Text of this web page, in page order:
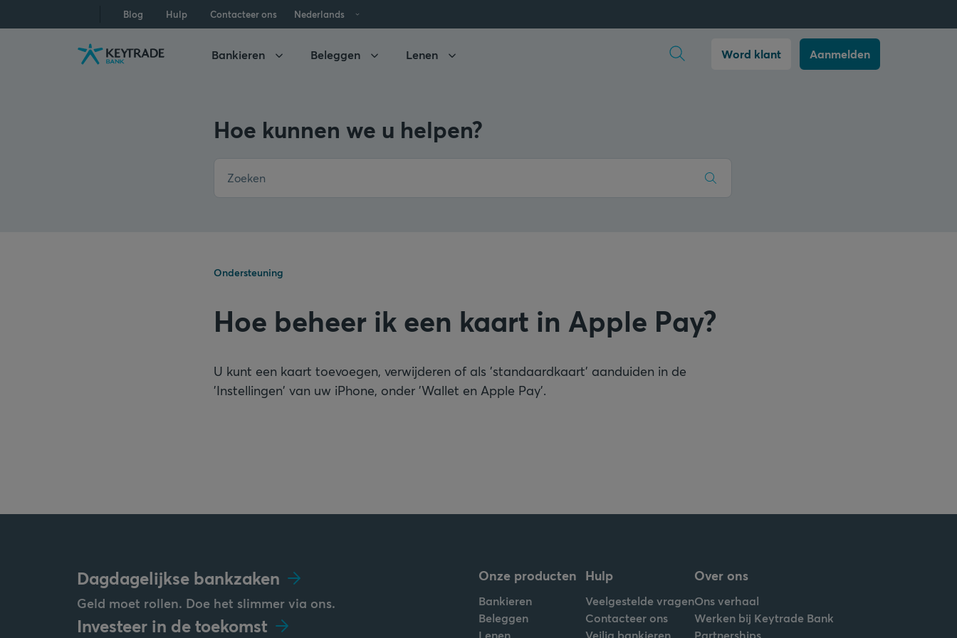
navigatie
aanmelden
inhoud
Blog Hulp Contacteer ons Nederlands
Bankieren Beleggen Lenen Word klant Aanmelden
Hoe kunnen we u helpen?
Ondersteuning
Hoe beheer ik een kaart in Apple Pay?
U kunt een kaart toevoegen, verwijderen of als 'standaardkaart' aanduiden in de
'Instellingen' van uw iPhone, onder 'Wallet en Apple Pay'.
Dagdagelijkse bankzaken
Geld moet rollen. Doe het slimmer via ons.
Investeer in de toekomst
Onze producten
Bankieren
Beleggen
Lenen
Hulp
Veelgestelde vragen
Contacteer ons
Veilig bankieren
Over ons
Ons verhaal
Werken bij Keytrade Bank
Partnerships